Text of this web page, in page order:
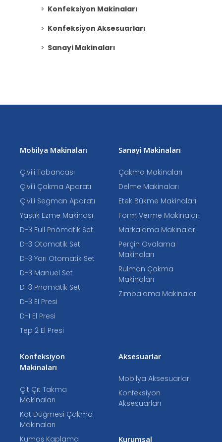
Konfeksiyon Makinaları
Konfeksiyon Aksesuarları
Sanayi Makinaları
Mobilya Makinaları
Çivili Tabancası
Çivili Çakma Aparatı
Çivili Segman Aparatı
Yastık Ezme Makinası
D-3 Full Pnömatik Set
D-3 Otomatik Set
D-3 Yarı Otomatik Set
D-3 Manuel Set
D-3 Pnömatik Set
D-3 El Presi
D-1 El Presi
Tep 2 El Presi
Sanayi Makinaları
Çakma Makinaları
Delme Makinaları
Etek Bükme Makinaları
Form Verme Makinaları
Markalama Makinaları
Perçin Ovalama
Makinaları
Rulman Çakma
Makinaları
Zımbalama Makinaları
Konfeksiyon
Makinaları
Çıt Çıt Takma
Makinaları
Kot Düğmesi Çakma
Makinaları
Kumaş Kaplama
Aksesuarlar
Mobilya Aksesuarları
Konfeksiyon
Aksesuarları
Kurumsal